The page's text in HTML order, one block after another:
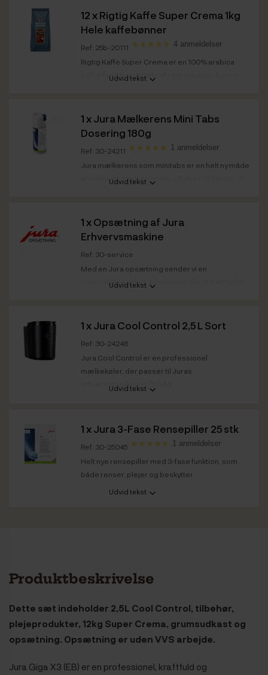
Farve front /
kabinet
Aluminium
12 xRigtig Kaffe Super Crema 1kg
Hele kaffebønner
Ref: 25b-20111 4 anmeldelser
Rigtig Kaffe Super Crema er en 100% arabica
kaffeblend bestående af nøje udvalgte bønner
Ristedato
Super Crema 1kg: 04.03.2026
Bedst før
Super Crema 1kg: 04.03.2028
Udvid tekst
1 xJura Mælkerens Mini Tabs
Dosering 180g
Ref: 30-24211 1 anmeldelser
Jura mælkerens som minitabs er en helt ny måde
at rense dit mælkesystem, så du er sikker på, at...
Udvid tekst
1 xOpsætning af Jura
Erhvervsmaskine
Ref: 30-service
Med en Jura opsætning sender vi en
servicetekniker ud, som sørger for at sætte din
Udvid tekst
1 xJura Cool Control 2,5 L Sort
Ref: 30-24246
Jura Cool Control er en professionel
mælkekøler, der passer til Juras
erhvervsmaskiner i GIGA X...
Udvid tekst
1 xJura 3-Fase Rensepiller 25 stk
Ref: 30-25045 1 anmeldelser
Helt nye rensepiller med 3-fase funktion, som
både renser, plejer og beskytter
Udvid tekst
Produktbeskrivelse
Dette sæt indeholder 2,5L Cool Control, tilbehør,
plejeprodukter, 12kg Super Crema, grumsudkast og
opsætning. Opsætning er uden VVS arbejde.
Jura Giga X3 (EB) er en professionel, kraftfuld og